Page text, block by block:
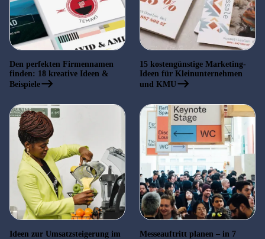
Den perfekten Firmennamen
finden: 18 kreative Ideen &
Beispiele
15 kostengünstige Marketing-
Ideen für Kleinunternehmen
und KMU
Ideen zur Umsatzsteigerung im
Messeauftritt planen – in 7